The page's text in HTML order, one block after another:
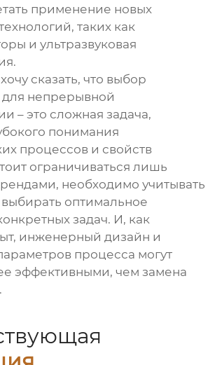
применение новых
таких как
и ультразвуковая
сказать, что выбор
непрерывной
– это сложная задача,
понимания
процессов и свойств
ограничиваться лишь
необходимо учитывать
оптимальное
задач. И, как
инженерный дизайн и
процесса могут
эффективными, чем замена